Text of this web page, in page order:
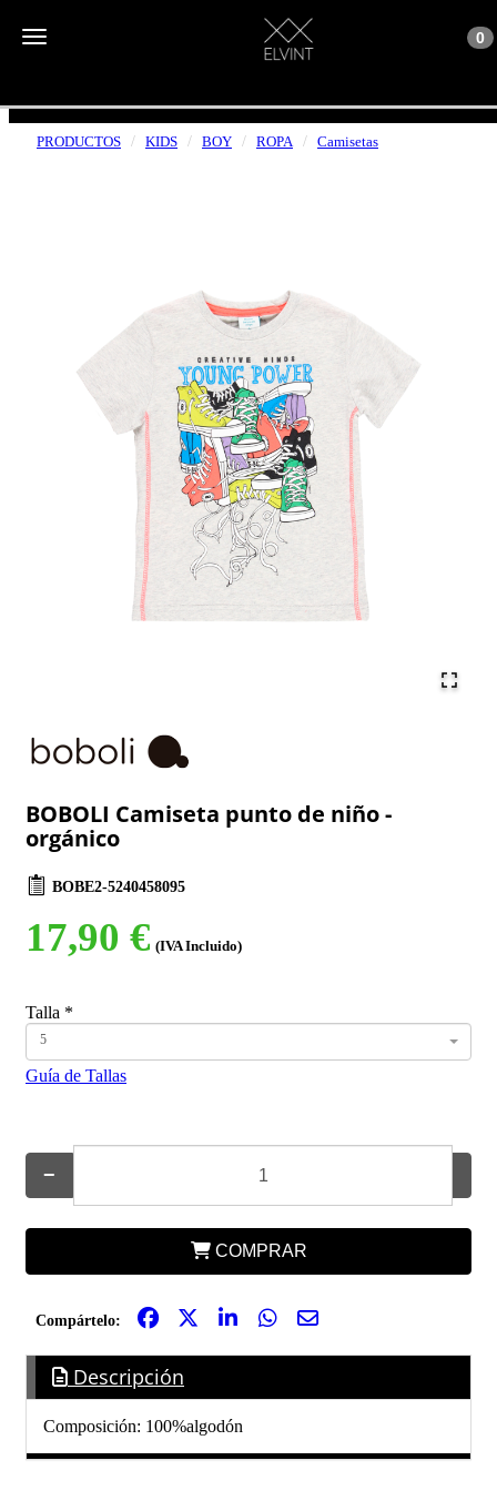
Toggle navigation Toggle
0
ENVÍOS GRATUITOS A PARTIR DE 50€
PRODUCTOS KIDS BOY ROPA Camisetas
BOBOLI Camiseta punto de niño -
orgánico
BOBE2-5240458095
17,90 € (IVA Incluido)
Talla *
5
Guía de Tallas
−
COMPRAR
Compártelo:
Descripción
Composición: 100%algodón